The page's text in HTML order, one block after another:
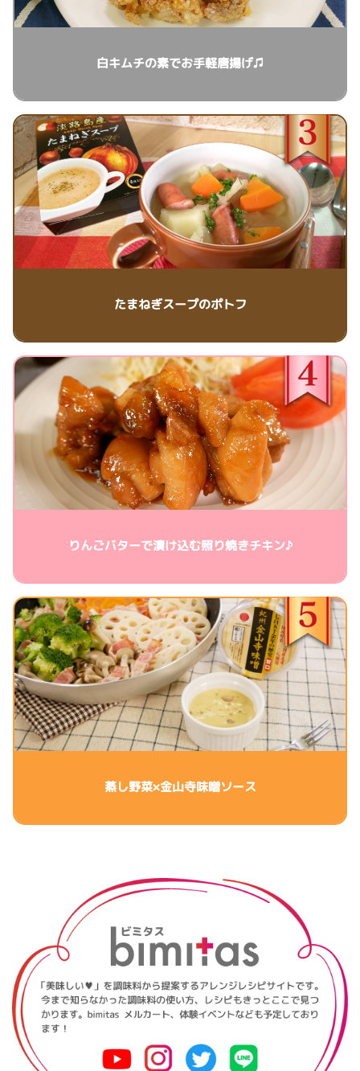
白キムチの素でお手軽唐揚げ♫
たまねぎスープのポトフ
りんごバターで漬け込む照り焼きチキン♪
蒸し野菜×金山寺味噌ソース